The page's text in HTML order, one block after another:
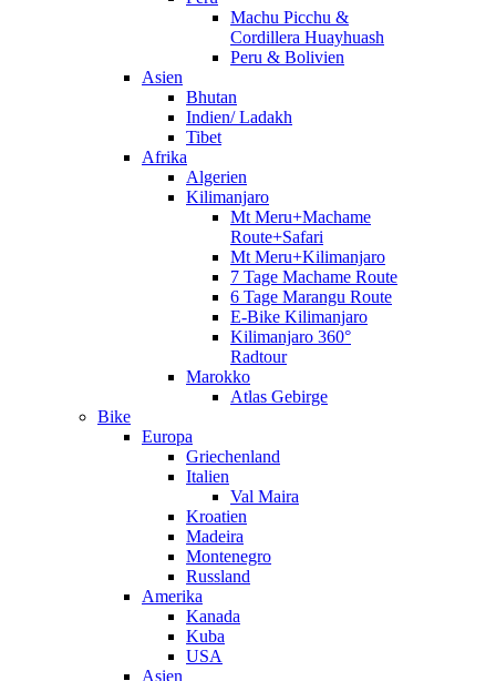
Machu Picchu &
Cordillera Huayhuash
Peru & Bolivien
Asien
Bhutan
Indien/ Ladakh
Tibet
Afrika
Algerien
Kilimanjaro
Mt Meru+Machame
Route+Safari
Mt Meru+Kilimanjaro
7 Tage Machame Route
6 Tage Marangu Route
E-Bike Kilimanjaro
Kilimanjaro 360°
Radtour
Marokko
Atlas Gebirge
Bike
Europa
Griechenland
Italien
Val Maira
Kroatien
Madeira
Montenegro
Russland
Amerika
Kanada
Kuba
USA
Asien